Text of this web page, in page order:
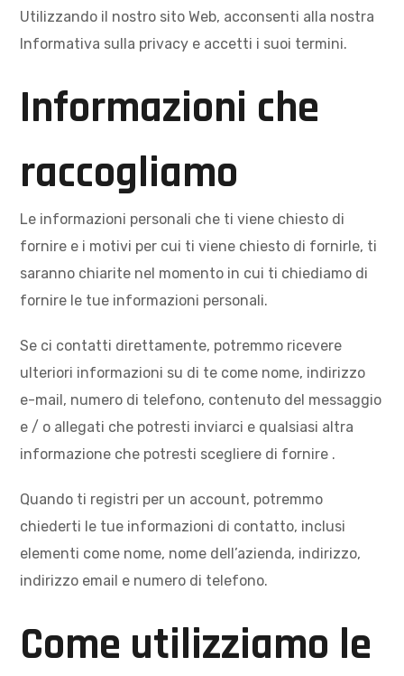
Utilizzando il nostro sito Web, acconsenti alla nostra
Informativa sulla privacy e accetti i suoi termini.
Informazioni che
raccogliamo
Le informazioni personali che ti viene chiesto di
fornire e i motivi per cui ti viene chiesto di fornirle, ti
saranno chiarite nel momento in cui ti chiediamo di
fornire le tue informazioni personali.
Se ci contatti direttamente, potremmo ricevere
ulteriori informazioni su di te come nome, indirizzo
e-mail, numero di telefono, contenuto del messaggio
e / o allegati che potresti inviarci e qualsiasi altra
informazione che potresti scegliere di fornire .
Quando ti registri per un account, potremmo
chiederti le tue informazioni di contatto, inclusi
elementi come nome, nome dell’azienda, indirizzo,
indirizzo email e numero di telefono.
Come utilizziamo le